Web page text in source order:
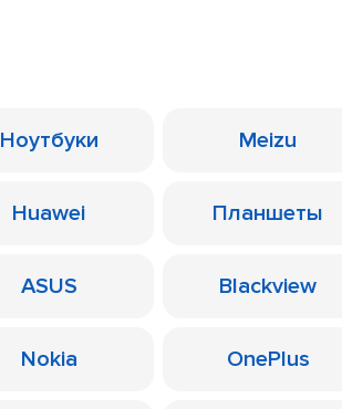
Ноутбуки Meizu
Huawei Планшеты
ASUS Blackview
Nokia OnePlus